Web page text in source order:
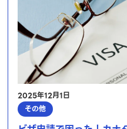
2025年12月1日
その他